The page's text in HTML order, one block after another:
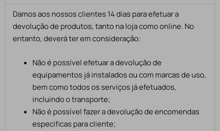
Damos aos nossos clientes 14 dias para efetuar a
devolução de produtos, tanto na loja como online. No
entanto, deverá ter em consideração:
Não é possível efetuar a devolução de
equipamentos já instalados ou com marcas de uso,
bem como todos os serviços já efetuados,
incluindo o transporte;
Não é possível fazer a devolução de encomendas
especificas para cliente;